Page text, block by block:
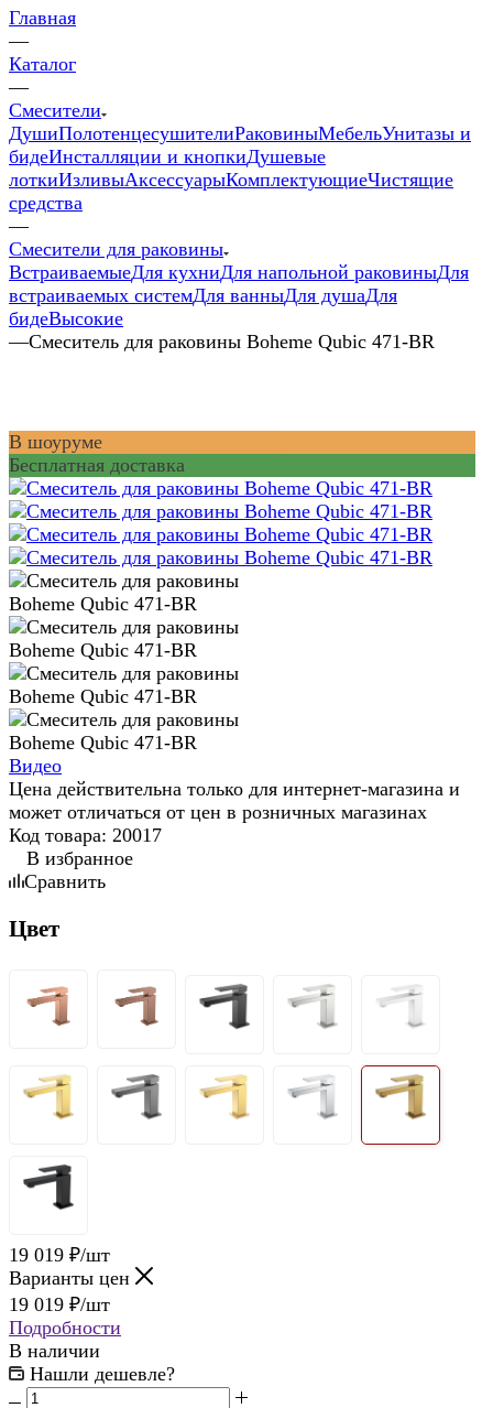
Главная
—
Каталог
—
Смесители
ДушиПолотенцесушителиРаковиныМебельУнитазы и
бидеИнсталляции и кнопкиДушевые
лоткиИзливыАксессуарыКомплектующиеЧистящие
средства
—
Смесители для раковины
ВстраиваемыеДля кухниДля напольной раковиныДля
встраиваемых системДля ванныДля душаДля
бидеВысокие
—Смеситель для раковины Boheme Qubic 471-BR
В шоуруме
Бесплатная доставка
Видео
Цена действительна только для интернет-магазина и
может отличаться от цен в розничных магазинах
Код товара: 20017
В избранное
Сравнить
Цвет
19 019 ₽/шт
Варианты цен
19 019 ₽/шт
Подробности
В наличии
Нашли дешевле?